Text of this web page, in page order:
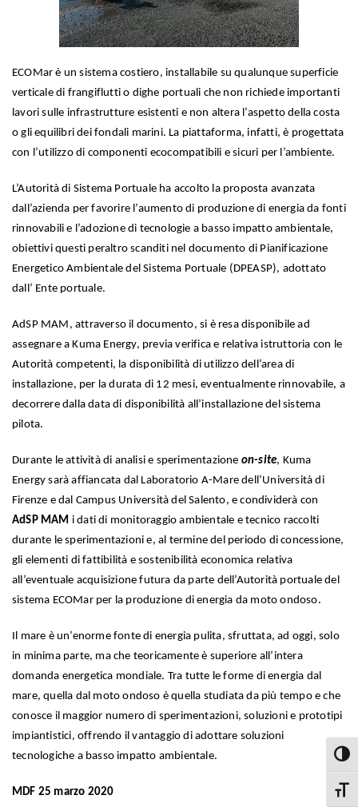
ECOMar è un sistema costiero, installabile su qualunque superficie
verticale di frangiflutti o dighe portuali che non richiede importanti
lavori sulle infrastrutture esistenti e non altera l’aspetto della costa
o gli equilibri dei fondali marini. La piattaforma, infatti, è progettata
con l’utilizzo di componenti ecocompatibili e sicuri per l’ambiente.
L’Autorità di Sistema Portuale ha accolto la proposta avanzata
dall’azienda per favorire l’aumento di produzione di energia da fonti
rinnovabili e l’adozione di tecnologie a basso impatto ambientale,
obiettivi questi peraltro scanditi nel documento di Pianificazione
Energetico Ambientale del Sistema Portuale (DPEASP), adottato
dall’ Ente portuale.
AdSP MAM, attraverso il documento, si è resa disponibile ad
assegnare a Kuma Energy, previa verifica e relativa istruttoria con le
Autorità competenti, la disponibilità di utilizzo dell’area di
installazione, per la durata di 12 mesi, eventualmente rinnovabile, a
decorrere dalla data di disponibilità all’installazione del sistema
pilota.
Durante le attività di analisi e sperimentazione on-site, Kuma
Energy sarà affiancata dal Laboratorio A-Mare dell’Università di
Firenze e dal Campus Università del Salento, e condividerà con
AdSP MAM i dati di monitoraggio ambientale e tecnico raccolti
durante le sperimentazioni e, al termine del periodo di concessione,
gli elementi di fattibilità e sostenibilità economica relativa
all’eventuale acquisizione futura da parte dell’Autorità portuale del
sistema ECOMar per la produzione di energia da moto ondoso.
Il mare è un’enorme fonte di energia pulita, sfruttata, ad oggi, solo
in minima parte, ma che teoricamente è superiore all’intera
domanda energetica mondiale. Tra tutte le forme di energia dal
mare, quella dal moto ondoso è quella studiata da più tempo e che
conosce il maggior numero di sperimentazioni, soluzioni e prototipi
impiantistici, offrendo il vantaggio di adottare soluzioni
tecnologiche a basso impatto ambientale.
MDF 25 marzo 2020